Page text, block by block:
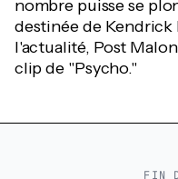
nombre puisse se
destinée de Kendrick
l'actualité, Post
clip de "Psycho."
FIN